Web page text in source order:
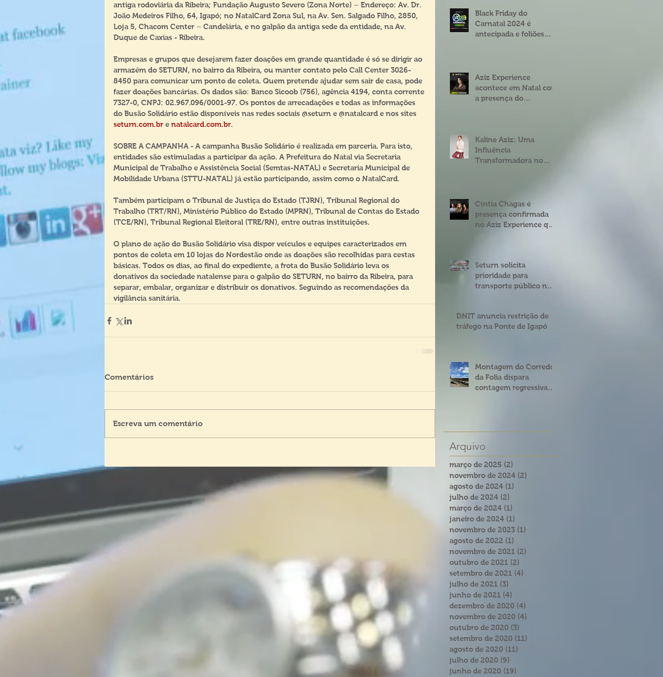
antiga rodoviária da Ribeira; Fundação Augusto Severo (Zona Norte) – Endereço: Av. Dr.
João Medeiros Filho, 64, Igapó; no NatalCard Zona Sul, na Av. Sen. Salgado Filho, 2850,
Loja 5, Chacom Center – Candelária, e no galpão da antiga sede da entidade, na Av.
Duque de Caxias - Ribeira.
Empresas e grupos que desejarem fazer doações em grande quantidade é só se dirigir ao
armazém do SETURN, no bairro da Ribeira, ou manter contato pelo Call Center 3026-
8450 para comunicar um ponto de coleta. Quem pretende ajudar sem sair de casa, pode
fazer doações bancárias. Os dados são: Banco Sicoob (756), agência 4194, conta corrente
7327-0, CNPJ: 02.967.096/0001-97. Os pontos de arrecadações e todas as informações
do Busão Solidário estão disponíveis nas redes sociais @seturn e @natalcard e nos sites
seturn.com.br e natalcard.com.br.
SOBRE A CAMPANHA - A campanha Busão Solidário é realizada em parceria. Para isto,
entidades são estimuladas a participar da ação. A Prefeitura do Natal via Secretaria
Municipal de Trabalho e Assistência Social (Semtas-NATAL) e Secretaria Municipal de
Mobilidade Urbana (STTU-NATAL) já estão participando, assim como o NatalCard.
Também participam o Tribunal de Justiça do Estado (TJRN), Tribunal Regional do
Trabalho (TRT/RN), Ministério Público do Estado (MPRN), Tribunal de Contas do Estado
(TCE/RN), Tribunal Regional Eleitoral (TRE/RN), entre outras instituições.
O plano de ação do Busão Solidário visa dispor veículos e equipes caracterizados em
pontos de coleta em 10 lojas do Nordestão onde as doações são recolhidas para cestas
básicas. Todos os dias, ao final do expediente, a frota do Busão Solidário leva os
donativos da sociedade natalense para o galpão do SETURN, no bairro da Ribeira, para
separar, embalar, organizar e distribuir os donativos. Seguindo as recomendações da
vigilância sanitária.
Comentários
Escreva um comentário
Black Friday do
Carnatal 2024 é
antecipada e foliões
Aziz Experience
acontece em Natal com
a presença do
Kaline Aziz: Uma
Influência
Transformadora no
Cíntia Chagas é
presença confirmada
no Aziz Experience que
Seturn solicita
prioridade para
transporte público na
4º Centenário
DNIT anuncia restrição de
tráfego na Ponte de Igapó
Montagem do Corredor
da Folia dispara
contagem regressiva
Arquivo
março de 2025 (2)
novembro de 2024 (2)
agosto de 2024 (1)
julho de 2024 (2)
março de 2024 (1)
janeiro de 2024 (1)
novembro de 2023 (1)
agosto de 2022 (1)
novembro de 2021 (2)
outubro de 2021 (2)
setembro de 2021 (4)
julho de 2021 (3)
junho de 2021 (4)
dezembro de 2020 (4)
novembro de 2020 (4)
outubro de 2020 (3)
setembro de 2020 (11)
agosto de 2020 (11)
julho de 2020 (9)
junho de 2020 (19)